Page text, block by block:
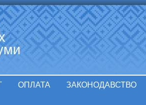
Jump to navigation
ОПЛАТА ЗАКОНОДАВСТВО